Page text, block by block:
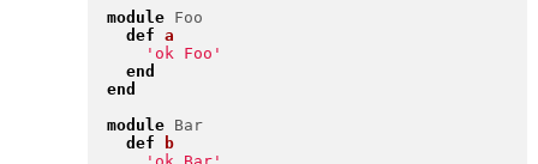
module
Foo
def a
'ok Foo'
end
end
module
Bar
def
b